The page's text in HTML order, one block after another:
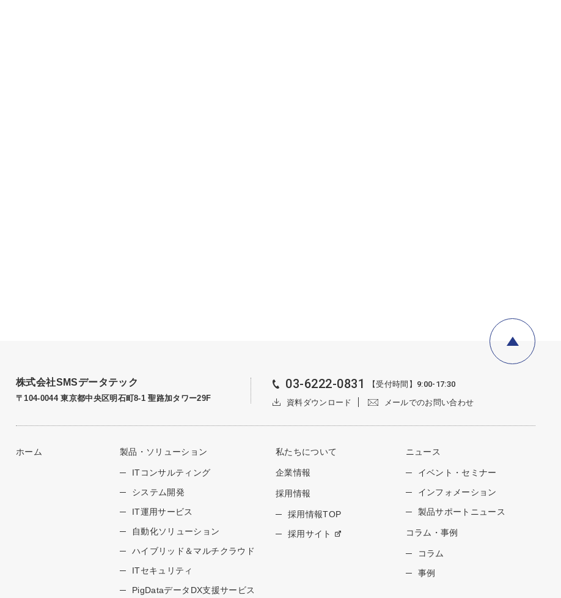
株式会社SMSデータテック
〒104-0044 東京都中央区明石町8-1 聖路加タワー29F
03-6222-0831
【受付時間】9:00-17:30
資料ダウンロード
メールでのお問い合わせ
ホーム 製品・ソリューション
ITコンサルティング
システム開発
IT運用サービス
自動化ソリューション
ハイブリッド＆マルチクラウド
ITセキュリティ
PigDataデータDX支援サービス
私たちについて
企業情報
採用情報
採用情報TOP
採用サイト
ニュース
イベント・セミナー
インフォメーション
製品サポートニュース
コラム・事例
コラム
事例